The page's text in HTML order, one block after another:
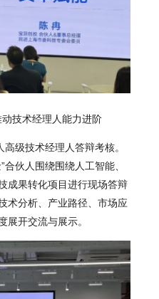
动技术经理人能力进阶
级技术经理人答辩考核。
伙人围绕围绕人工智能、
成果转化项目进行现场答辩
术分析、产业路径、市场应
展开交流与展示。